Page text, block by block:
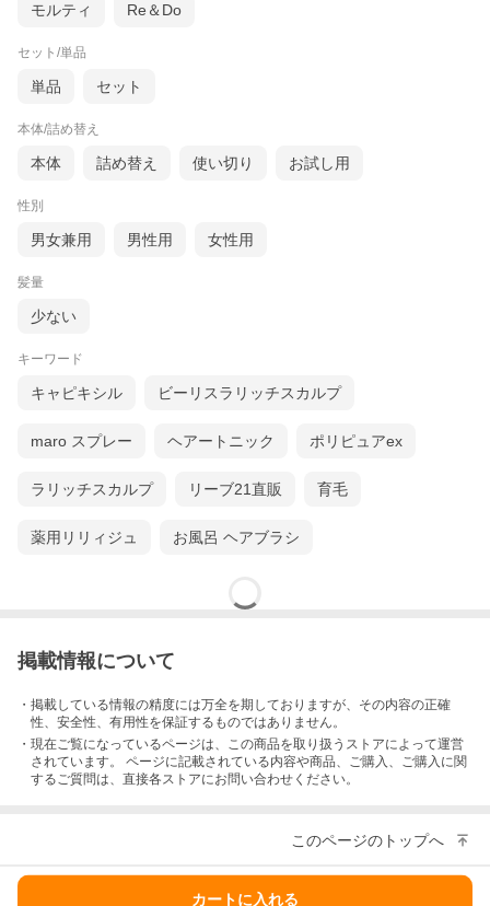
モルティ Re＆Do
セット/単品
単品 セット
本体/詰め替え
本体 詰め替え 使い切り お試し用
性別
男女兼用 男性用 女性用
髪量
少ない
キーワード
キャピキシル ビーリスラリッチスカルプ
maro スプレー ヘアートニック ポリピュアex
ラリッチスカルプ リーブ21直販 育毛
薬用リリィジュ お風呂 ヘアブラシ
掲載情報について
・掲載している情報の精度には万全を期しておりますが、その内容の正確
性、安全性、有用性を保証するものではありません。
・現在ご覧になっているページは、この商品を取り扱うストアによって運営
されています。 ページに記載されている内容や商品、ご購入 、ご購入に関
するご質問は、直接各ストアにお問い合わせください。
このページのトップへ
カートに入れる